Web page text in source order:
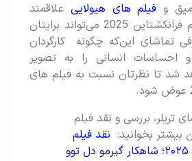
فیلم های هیولاییعلاقمند
باشید، تماشای فیلم فرانکشتاین 2025 می‌تواند برایتان
این‌که چگونه کارگردان
انسانی را به تصویر
نظرتان نسبت به فیلم های
بررسی و نقد فیلم
بخوانید:نقد فیلم